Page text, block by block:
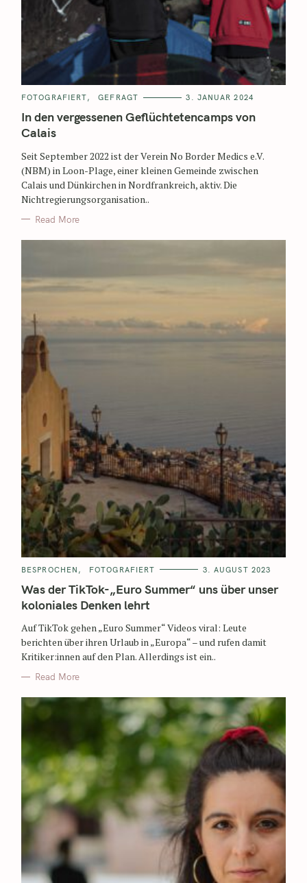
FOTOGRAFIERT GEFRAGT 3. JANUAR 2024
In den vergessenen Geflüchtetencamps von
Calais
Seit September 2022 ist der Verein No Border Medics e.V.
(NBM) in Loon-Plage, einer kleinen Gemeinde zwischen
Calais und Dünkirchen in Nordfrankreich, aktiv. Die
Nichtregierungsorganisation..
Read More
BESPROCHEN FOTOGRAFIERT 3. AUGUST 2023
Was der TikTok-„Euro Summer“ uns über unser
koloniales Denken lehrt
Auf TikTok gehen „Euro Summer“ Videos viral: Leute
berichten über ihren Urlaub in „Europa“ – und rufen damit
Kritiker:innen auf den Plan. Allerdings ist ein..
Read More